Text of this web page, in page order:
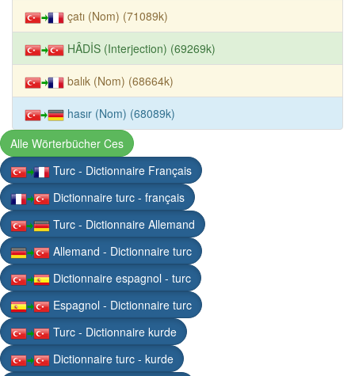
çatı (Nom) (71089k)
HÂDİS (Interjection) (69269k)
balık (Nom) (68664k)
hasır (Nom) (68089k)
Alle Wörterbücher Ces
Turc - Dictionnaire Français
Dictionnaire turc - français
Turc - Dictionnaire Allemand
Allemand - Dictionnaire turc
Dictionnaire espagnol - turc
Espagnol - Dictionnaire turc
Turc - Dictionnaire kurde
Dictionnaire turc - kurde